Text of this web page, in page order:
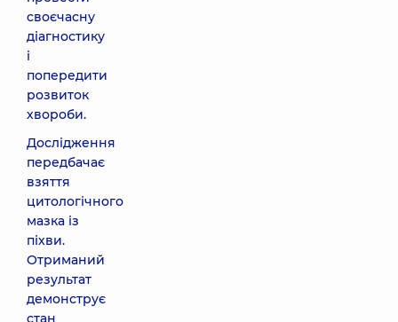
своєчасну
діагностику
і
попередити
розвиток
хвороби.
Дослідження
передбачає
взяття
цитологічного
мазка із
піхви.
Отриманий
результат
демонструє
стан